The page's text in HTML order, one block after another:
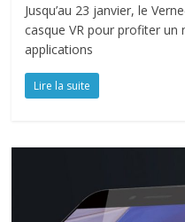
Jusqu’au 23 janvier, le
casque VR pour profiter
applications
Lire la suite